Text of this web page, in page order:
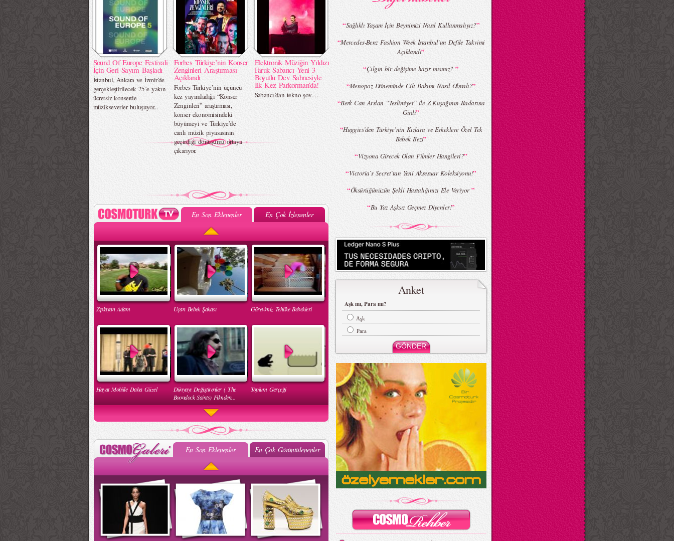
Sound Of Europe Festivali
İçin Geri Sayım Başladı
İstanbul, Ankara ve İzmir’de
gerçekleştirilecek 25’e yakın
ücretsiz konserde
müzikseverler buluşuyor...
Forbes Türkiye’nin Konser
Zenginleri Araştırması
Açıklandı
Forbes Türkiye’nin üçüncü
kez yayımladığı “Konser
Zenginleri” araştırması,
konser ekonomisindeki
büyümeyi ve Türkiye’de
canlı müzik piyasasının
geçirdiği dönüşümü ortaya
çıkarıyor.
Elektronik Müziğin Yıldızı
Faruk Sabancı Yeni 3
Boyutlu Dev Sahnesiyle
İlk Kez Parkorman’da!
Sabancı’dan tekno şov…
En Son Eklenenler En Çok İzlenenler
Zıplayan Adam Uçan Bebek Şakası Görevimiz Tehlike Bebekleri
Hayat Mobille Daha Güzel
Dünyayı Değiştirenler ( The
Boondock Saints) Filmden...
Toplum Gerçeği
İnsan Hakları
2015 Defilesi
En Son Eklenenler En Çok Görüntülenenler
“Sağlıklı Yaşam İçin Beynimizi Nasıl Kullanmalıyız?”
“Mercedes-Benz Fashion Week İstanbul`un Defile Takvimi
Açıklandı”
“Çılgın bir değişime hazır mısınız?”
“Menopoz Döneminde Cilt Bakımı Nasıl Olmalı?”
“Berk Can Arslan “Teslimiyet” ile Z Kuşağının Radarına
Girdi”
“Huggies’den Türkiye’nin Kızlara ve Erkeklere Özel Tek
Bebek Bezi”
“Vizyona Girecek Olan Filmler Hangileri?”
“Victoria`s Secret`tan Yeni Aksesuar Koleksiyonu!”
“Öksürüğünüzün Şekli Hastalığınızı Ele Veriyor”
“Bu Yaz Aşksız Geçmez Diyenler!”
Anket
Aşk mı, Para mı?
Aşk
Para